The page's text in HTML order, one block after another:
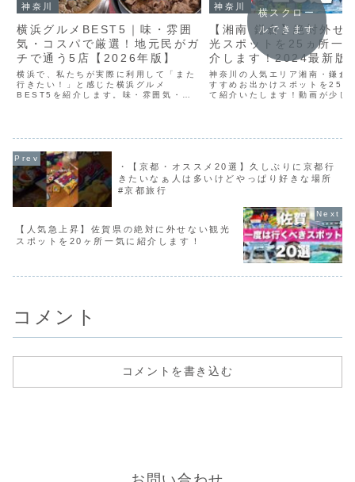
神奈川
横浜グルメBEST5｜味・雰囲
気・コスパで厳選！地元民がガ
チで通う5店【2026年版】
横浜で、私たちが実際に利用して「また
行きたい！」と感じた横浜グルメ
BEST5を紹介します。味・雰囲気・コ
神奈川
【湘南 鎌倉】絶対外せ
光スポットを25ヵ所一
介します！2024最新版
神奈川の人気エリア湘南・鎌倉
すすめお出かけスポットを25箇
て紹介いたします！動画が少し
横スクロー
ルできます
・【京都・オススメ20選】久しぶりに京都行
きたいなぁ人は多いけどやっぱり好きな場所
#京都旅行
【人気急上昇】佐賀県の絶対に外せない観光
スポットを20ヶ所一気に紹介します！
コメント
コメントを書き込む